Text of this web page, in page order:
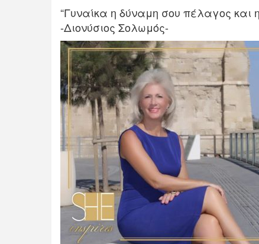
“Γυναίκα η δύναμη σου πέλαγος και
-Διονύσιος Σολωμός-